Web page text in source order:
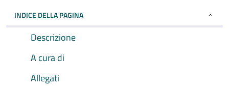
INDICE DELLA PAGINA
Descrizione
A cura di
Allegati